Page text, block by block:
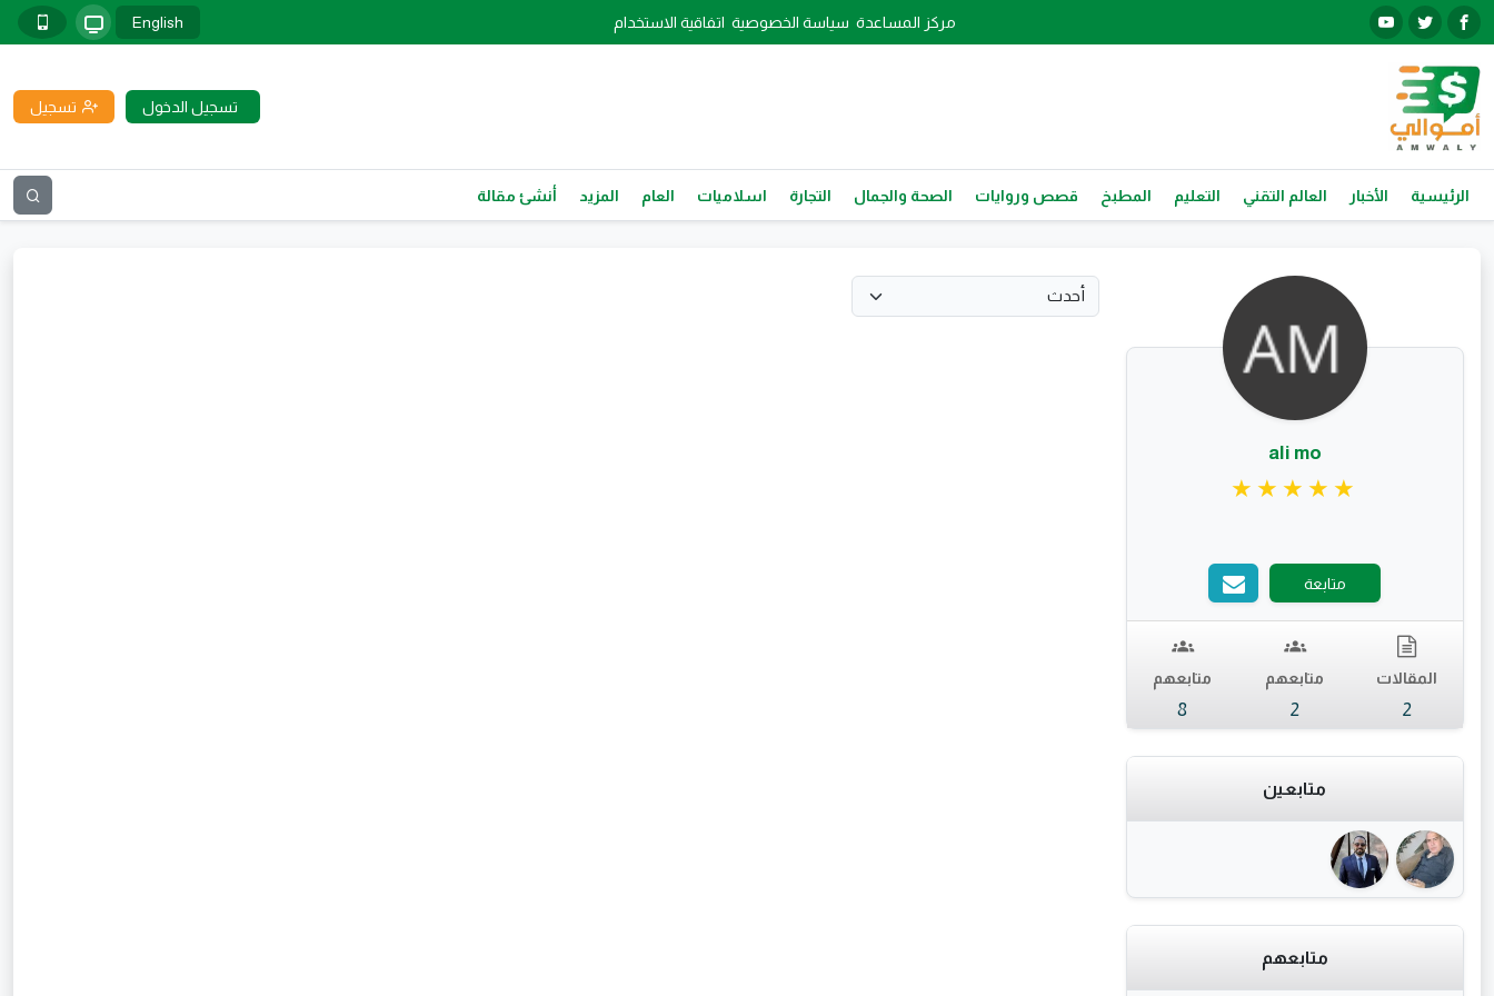
مركز المساعدة سياسة الخصوصية اتفاقية الاستخدام English
تسجيل الدخول تسجيل
الرئيسية الأخبار العالم التقني التعليم المطبخ قصص وروايات الصحة والجمال التجارة اسلاميات العام المزيد أنشئ مقالة
ali mo
متابعة
المقالات
2
متابعهم
2
متابعهم
8
متابعين
متابعهم